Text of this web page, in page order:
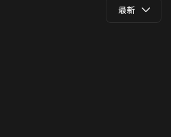
最新